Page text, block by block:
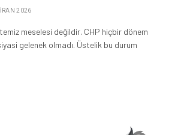
2026
meselesi değildir. CHP hiçbir dönem
gelenek olmadı. Üstelik bu durum